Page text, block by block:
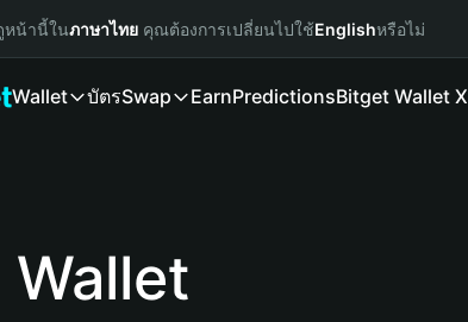
น้านี้ในภาษาไทย คุณต้องการเปลี่ยนไปใช้Englishหรือไม่
Wallet บัตรSwap EarnPredictionsBitget Wallet X